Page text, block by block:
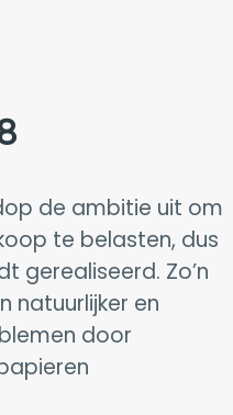
de ambitie uit om
te belasten, dus
gerealiseerd. Zo’n
natuurlijker en
door